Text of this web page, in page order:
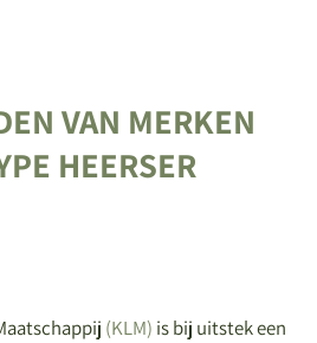
VAN MERKEN
HEERSER
(KLM) is bij uitstek een